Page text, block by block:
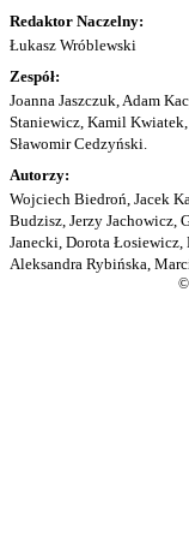
Redaktor Naczelny:
Łukasz Wróblewski
Zespół:
Joanna Jaszczuk, Adam
Staniewicz, Kamil
Sławomir Cedzyński.
Autorzy:
Wojciech Biedroń, Jacek
Budzisz, Jerzy Jachowicz,
Janecki, Dorota Łosiewicz,
Aleksandra Rybińska,
©